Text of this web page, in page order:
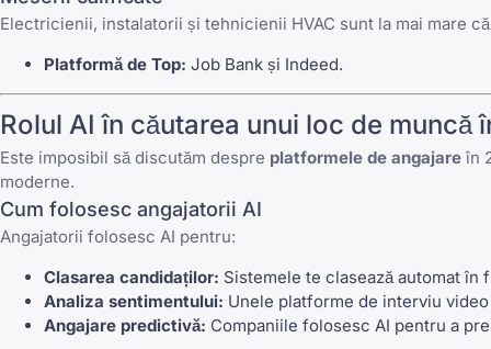
Electricienii, instalatorii și tehnicienii HVAC sunt la mai mare
Platformă de Top: Job Bank și Indeed.
Rolul AI în căutarea unui loc de muncă
Este imposibil să discutăm despre platformele de angajareîn
moderne.
Cum folosesc angajatorii AI
Angajatorii folosesc AI pentru:
Clasarea candidaților: Sistemele te clasează automat
Analiza sentimentului: Unele platforme de interviu
Angajare predictivă: Companiile folosesc AI pentru a